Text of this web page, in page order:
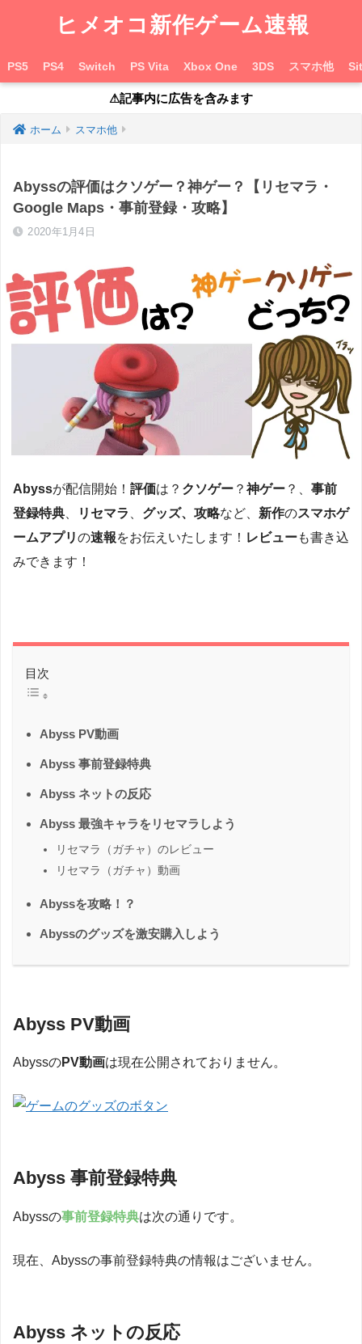
ヒメオコ新作ゲーム速報
PS5 PS4 Switch PS Vita Xbox One 3DS スマホ他
⚠︎記事内に広告を含みます
ホーム スマホ他
Abyssの評価はクソゲー？神ゲー？【リセマラ・
Google Maps・事前登録・攻略】
2020年1月4日
Abyssが配信開始！ 評価は？ クソゲー ？ 神ゲー ？、 事前
登録特典
リセマラ グッズ、攻略など、 新作のスマホゲ
ームアプリの速報をお伝えいたします！ レビューも書き込
みできます！
目次
Abyss PV動画
Abyss 事前登録特典
Abyss ネットの反応
Abyss 最強キャラをリセマラしよう
リセマラ（ガチャ）のレビュー
リセマラ（ガチャ）動画
Abyssを攻略！？
Abyssのグッズを激安購入しよう
Abyss PV動画
AbyssのPV動画は現在公開されておりません。
Abyss 事前登録特典
Abyssの事前登録特典は次の通りです。
現在、Abyssの事前登録特典の情報はございません。
Abyss ネットの反応